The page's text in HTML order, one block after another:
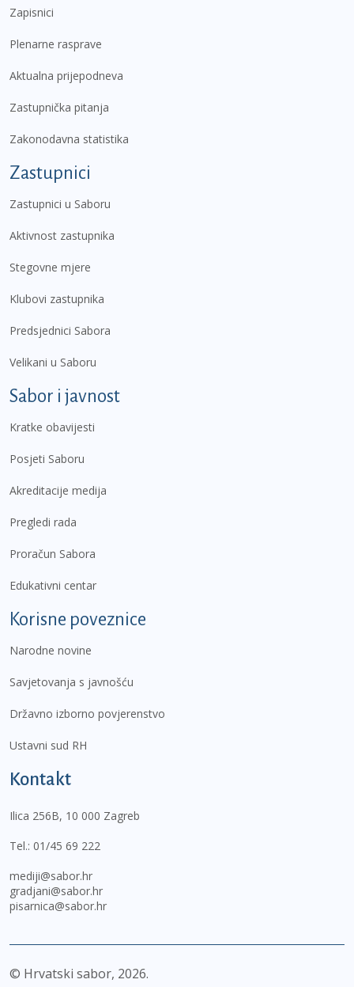
Zapisnici
Plenarne rasprave
Aktualna prijepodneva
Zastupnička pitanja
Zakonodavna statistika
Zastupnici
Zastupnici u Saboru
Aktivnost zastupnika
Stegovne mjere
Klubovi zastupnika
Predsjednici Sabora
Velikani u Saboru
Sabor i javnost
Kratke obavijesti
Posjeti Saboru
Akreditacije medija
Pregledi rada
Proračun Sabora
Edukativni centar
Korisne poveznice
Narodne novine
Savjetovanja s javnošću
Državno izborno povjerenstvo
Ustavni sud RH
Kontakt
Ilica 256B, 10 000 Zagreb
Tel.: 01/45 69 222
mediji@sabor.hr
gradjani@sabor.hr
pisarnica@sabor.hr
© Hrvatski sabor, 2026